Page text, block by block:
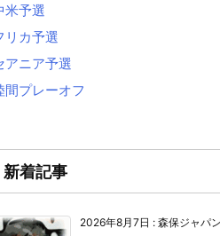
米予選
リカ予選
アニア予選
間プレーオフ
新着記事
2026年8月7日 : 森保ジャパン